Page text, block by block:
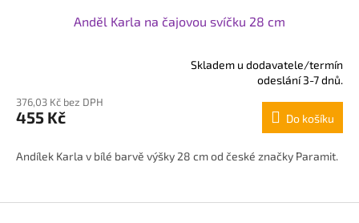
Anděl Karla na čajovou svíčku 28 cm
produktu
je
z
Skladem u dodavatele/termín
odeslání 3-7 dnů.
376,03 Kč bez DPH
455 Kč Do košíku
Andílek Karla v bílé barvě výšky 28 cm od české značky Paramit.